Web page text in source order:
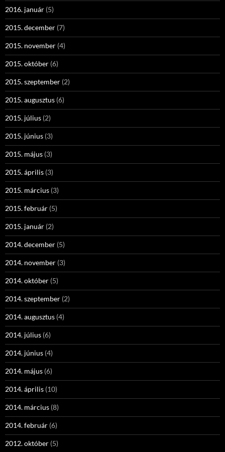
2016. január (5)
2015. december (7)
2015. november (4)
2015. október (6)
2015. szeptember (2)
2015. augusztus (6)
2015. július (2)
2015. június (3)
2015. május (3)
2015. április (3)
2015. március (3)
2015. február (5)
2015. január (2)
2014. december (5)
2014. november (3)
2014. október (5)
2014. szeptember (2)
2014. augusztus (4)
2014. július (6)
2014. június (4)
2014. május (6)
2014. április (10)
2014. március (8)
2014. február (6)
2012. október (5)